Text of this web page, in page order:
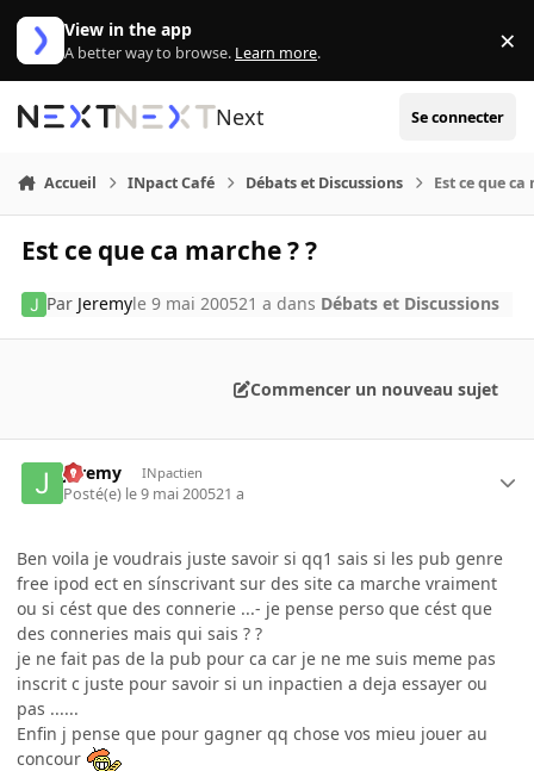
Aller au contenu
View in the app
A better way to browse. Learn more. ×
Next Se connecter
Accueil INpact Café Débats et Discussions Est ce que ca
Est ce que ca marche ? ?
Par Jeremyle 9 mai 200521 a dans Débats et Discussions
Commencer un nouveau sujet
Jeremy INpactien
Posté(e) le 9 mai 200521 a
Ben voila je voudrais juste savoir si qq1 sais si les pub genre
free ipod ect en sínscrivant sur des site ca marche vraiment
ou si cést que des connerie ...- je pense perso que cést que
des conneries mais qui sais ? ?
je ne fait pas de la pub pour ca car je ne me suis meme pas
inscrit c juste pour savoir si un inpactien a deja essayer ou
pas ......
Enfin j pense que pour gagner qq chose vos mieu jouer au
concour